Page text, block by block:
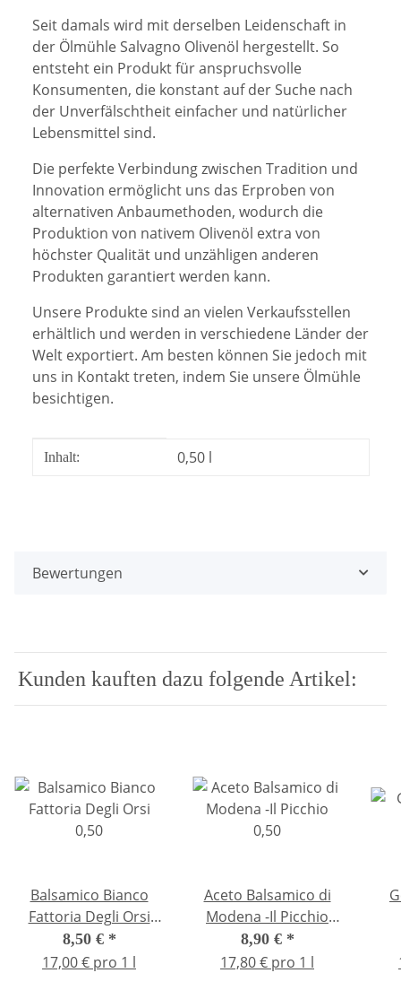
Seit damals wird mit derselben Leidenschaft in
der Ölmühle Salvagno Olivenöl hergestellt. So
entsteht ein Produkt für anspruchsvolle
Konsumenten, die konstant auf der Suche nach
der Unverfälschtheit einfacher und natürlicher
Lebensmittel sind.
Die perfekte Verbindung zwischen Tradition und
Innovation ermöglicht uns das Erproben von
alternativen Anbaumethoden, wodurch die
Produktion von nativem Olivenöl extra von
höchster Qualität und unzähligen anderen
Produkten garantiert werden kann.
Unsere Produkte sind an vielen Verkaufsstellen
erhältlich und werden in verschiedene Länder der
Welt exportiert. Am besten können Sie jedoch mit
uns in Kontakt treten, indem Sie unsere Ölmühle
besichtigen.
Produkteigenschaft
Wert
Inhalt: 0,50 l
Bewertungen
Kunden kauften dazu folgende Artikel:
Balsamico Bianco
Fattoria Degli Orsi
0,50
8,50 € *
17,00 € pro 1 l
Aceto Balsamico di
Modena -Il Picchio
0,50
8,90 € *
17,80 € pro 1 l